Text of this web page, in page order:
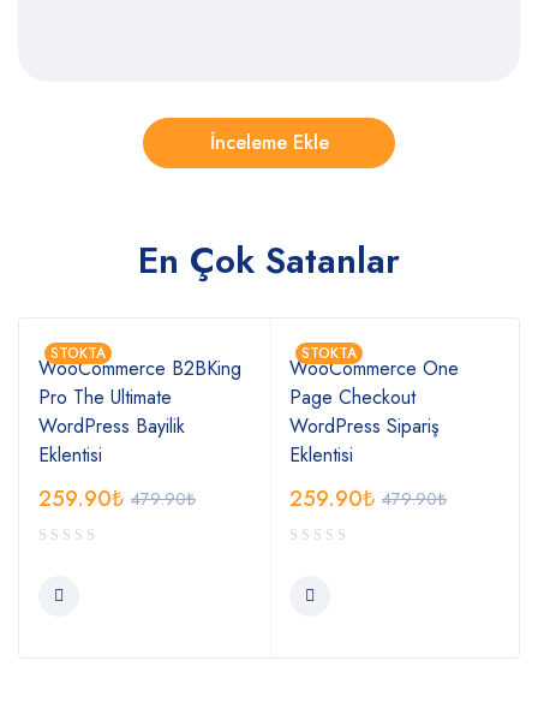
En Çok Satanlar
STOKTA
WooCommerce B2BKing
Pro The Ultimate
WordPress Bayilik
Eklentisi
479.90₺
259.90₺
STOKTA
WooCommerce One
Page Checkout
WordPress Sipariş
Eklentisi
479.90₺
259.90₺